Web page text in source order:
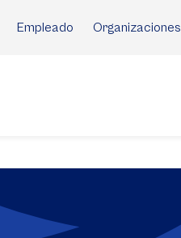
Empleado Organizaciones